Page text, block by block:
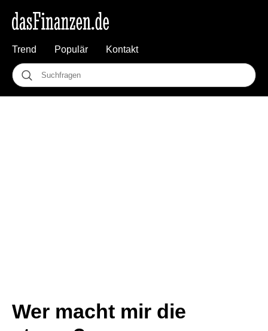
Trend Populär Kontakt
Wer macht mir die